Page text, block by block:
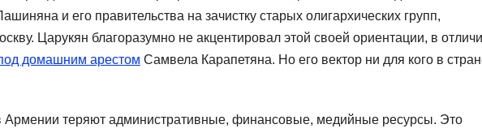
и его правительства на зачистку старых олигархических групп,
Царукян благоразумно не акцентировал этой своей ориентации, в
домашним арестом Самвела Карапетяна. Но его вектор ни для кого в
Армении теряют административные, финансовые, медийные ресурсы. Это